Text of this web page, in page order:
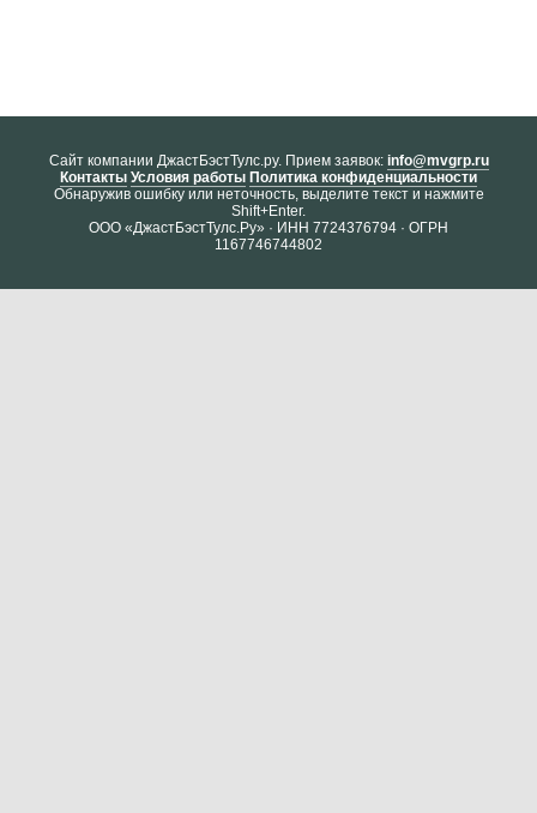
Cайт компании ДжастБэстТулс.ру. Прием заявок: info@mvgrp.ru
Контакты Условия работы Политика конфиденциальности
Обнаружив ошибку или неточность, выделите текст и нажмите
Shift+Enter.
ООО «ДжастБэстТулс.Ру» · ИНН 7724376794 · ОГРН
1167746744802